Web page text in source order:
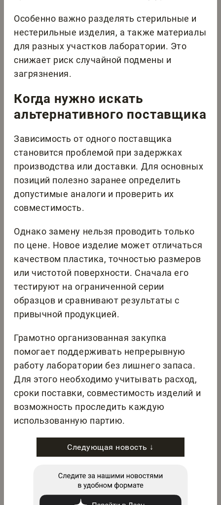
Особенно важно разделять стерильные и
нестерильные изделия, а также материалы
для разных участков лаборатории. Это
снижает риск случайной подмены и
загрязнения.
Когда нужно искать
альтернативного поставщика
Зависимость от одного поставщика
становится проблемой при задержках
производства или доставки. Для основных
позиций полезно заранее определить
допустимые аналоги и проверить их
совместимость.
Однако замену нельзя проводить только
по цене. Новое изделие может отличаться
качеством пластика, точностью размеров
или чистотой поверхности. Сначала его
тестируют на ограниченной серии
образцов и сравнивают результаты с
привычной продукцией.
Грамотно организованная закупка
помогает поддерживать непрерывную
работу лаборатории без лишнего запаса.
Для этого необходимо учитывать расход,
сроки поставки, совместимость изделий и
возможность проследить каждую
использованную партию.
Следующая новость ↓